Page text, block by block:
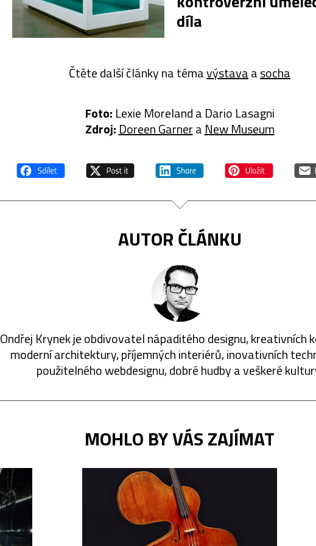
díla
Čtěte další články na témavýstavaasocha
Foto: Lexie Moreland a Dario Lasagni
Zdroj: Doreen Garnera New Museum
AUTOR ČLÁNKU
Ondřej Krynek je obdivovatel nápaditého designu, kreativních
moderní architektury, příjemných interiérů, inovativních
použitelného webdesignu, dobré hudby a veškeré
MOHLO BY VÁS ZAJÍMAT